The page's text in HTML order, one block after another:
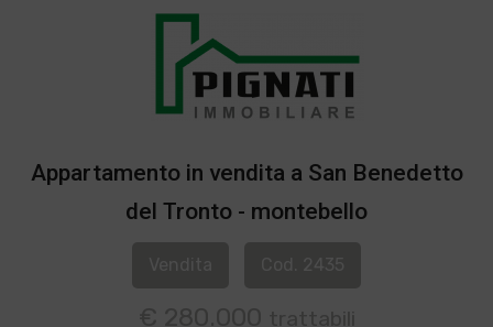
Appartamento in vendita a San Benedetto
del Tronto - montebello